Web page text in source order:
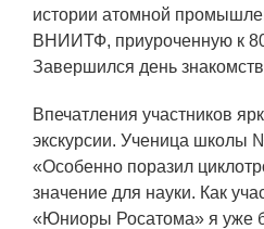
ПРОДУКЦИЯ И
ДПО и ПО
профессиональное
профессиональное
Лазерные технологии
Каталог гражданской
истории атомной
ВНИИТФ, приуроченную к
Завершился день
Впечатления участников
экскурсии. Ученица
«Особенно поразил
значение для науки. Как
«Юниоры Росатома» я уже